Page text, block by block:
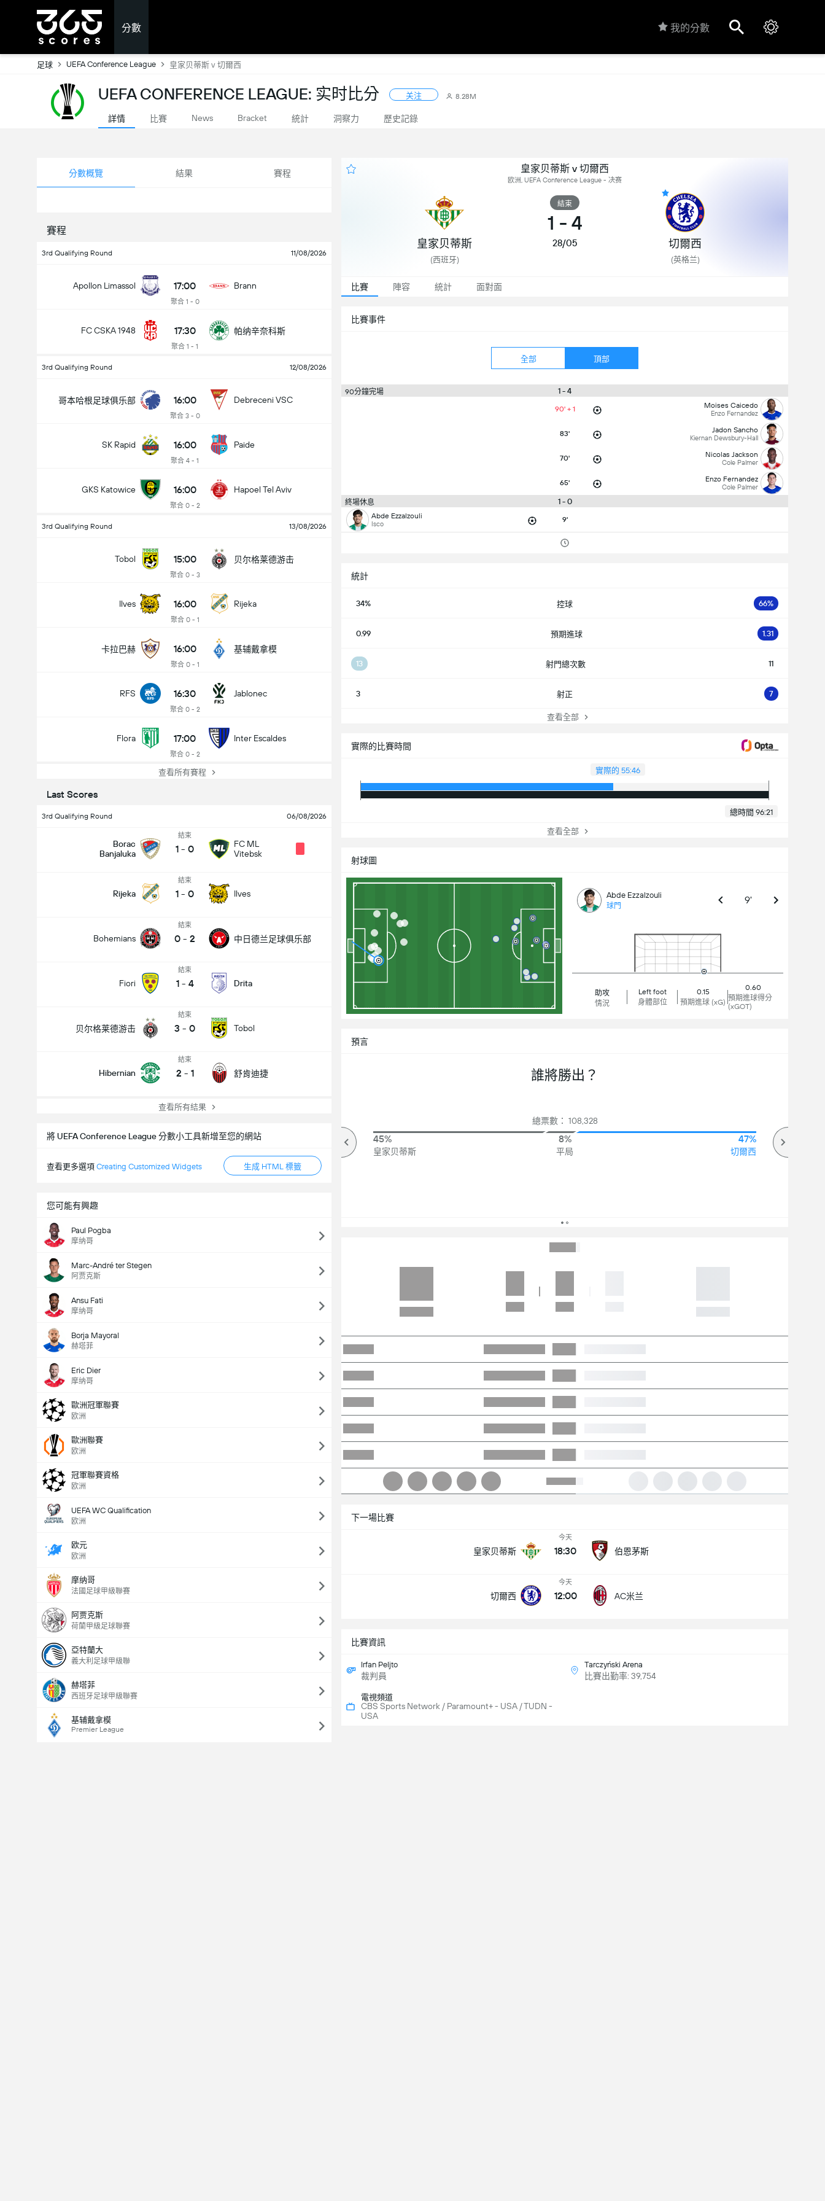
分數 我的分數
足球 UEFA Conference League 皇家贝蒂斯 v 切爾西
UEFA CONFERENCE LEAGUE: 实时比分 关注 8.28M
詳情 比賽 News Bracket 統計 洞察力 歷史記錄
分數概覽 結果 賽程
賽程
3rd Qualifying Round 11/08/2026
Apollon Limassol 17:00
聚合 1 - 0
Brann
FC CSKA 1948 17:30
聚合 1 - 1
帕纳辛奈科斯
3rd Qualifying Round 12/08/2026
哥本哈根足球俱乐部 16:00
聚合 3 - 0
Debreceni VSC
SK Rapid 16:00
聚合 4 - 1
Paide
GKS Katowice 16:00
聚合 0 - 2
Hapoel Tel Aviv
3rd Qualifying Round 13/08/2026
Tobol 15:00
聚合 0 - 3
贝尔格莱德游击
Ilves 16:00
聚合 0 - 1
Rijeka
卡拉巴赫 16:00
聚合 0 - 1
基辅戴拿模
RFS 16:30
聚合 0 - 2
Jablonec
Flora 17:00
聚合 0 - 2
Inter Escaldes
查看所有賽程
Last Scores
3rd Qualifying Round 06/08/2026
Borac
Banjaluka
結束
1 - 0
FC ML
Vitebsk
Rijeka
結束
1 - 0 Ilves
Bohemians
結束
0 - 2 中日德兰足球俱乐部
Fiori
結束
1 - 4 Drita
贝尔格莱德游击
結束
3 - 0 Tobol
Hibernian
結束
2 - 1 舒肯迪捷
查看所有結果
將 UEFA Conference League 分數小工具新增至您的網站
查看更多選項 Creating Customized Widgets 生成 HTML 標籤
您可能有興趣
Paul Pogba
摩纳哥
Marc-André ter Stegen
阿贾克斯
Ansu Fati
摩纳哥
Borja Mayoral
赫塔菲
Eric Dier
摩纳哥
歐洲冠軍聯賽
欧洲
歐洲聯賽
欧洲
冠軍聯賽資格
欧洲
UEFA WC Qualification
欧洲
欧元
欧洲
摩纳哥
法國足球甲級聯賽
阿贾克斯
荷蘭甲級足球聯賽
亞特蘭大
義大利足球甲級聯
赫塔菲
西班牙足球甲級聯賽
基辅戴拿模
Premier League
皇家贝蒂斯 v 切爾西
欧洲, UEFA Conference League - 决赛
皇家贝蒂斯
(西班牙)
結束
1 - 4
28/05 切爾西
(英格兰)
比賽 陣容 統計 面對面
比賽事件
全部 頂部
90分鐘完場 1 - 4
90' + 1 Moises Caicedo
Enzo Fernandez
83' Jadon Sancho
Kiernan Dewsbury-Hall
70' Nicolas Jackson
Cole Palmer
65' Enzo Fernandez
Cole Palmer
終場休息 1 - 0
Abde Ezzalzouli
Isco 9'
下一場比賽
皇家贝蒂斯
今天
18:30 伯恩茅斯
切爾西
今天
12:00 AC米兰
統計
34% 控球 66%
0.99 預期進球 1.31
13 射門總次數 11
3 射正 7
查看全部
實際的比賽時間
實際的 55:46
總時間 96:21
查看全部
射球圖
Abde Ezzalzouli
球門 9'
助攻
情況
Left foot
身體部位
0.15
預期進球 (xG)
0.60
預期進球得分
(xGOT)
比賽資訊
Irfan Peljto
裁判員
Tarczyński Arena
比賽出勤率: 39,754
電視頻道
CBS Sports Network / Paramount+ - USA / TUDN -
USA
預言
誰將勝出？
總票數： 108,328
45%
皇家贝蒂斯
8%
平局
47%
切爾西
全場總得分 (2.5)